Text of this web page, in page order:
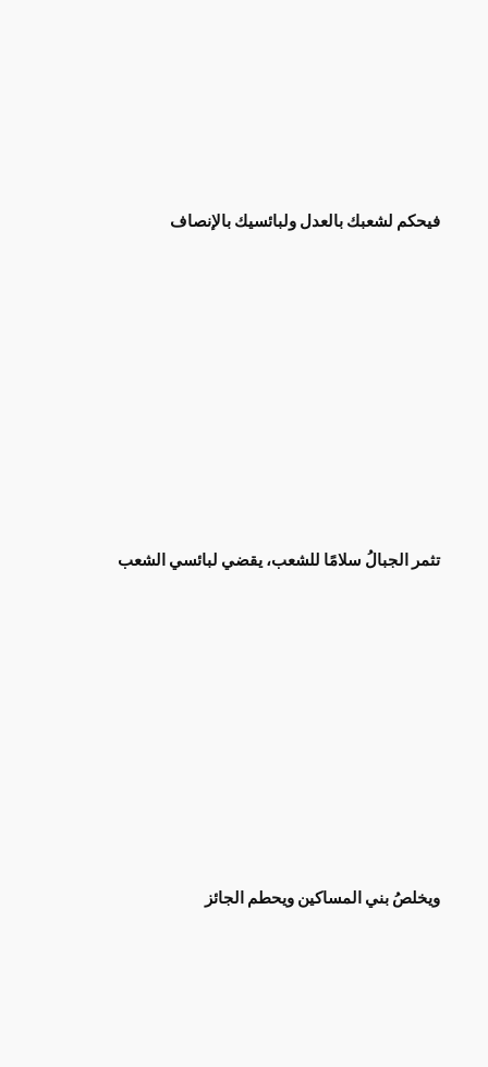
فيحكم لشعبك بالعدل ولبائسيك بالإنصاف
تثمر الجبالُ سلامًا للشعب، يقضي لبائسي الشعب
ويخلصُ بني المساكين ويحطم الجائز